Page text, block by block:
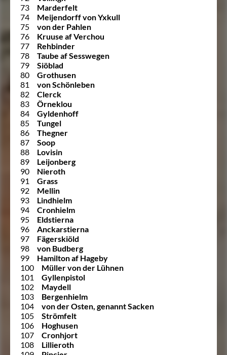
73
Marderfelt
74
Meijendorff von Yxkull
75
von der Pahlen
76
Kruuse af Verchou
77
Rehbinder
78
Taube af Sesswegen
79
Siöblad
80
Grothusen
81
von Schönleben
82
Clerck
83
Örneklou
84
Gyldenhoff
85
Tungel
86
Thegner
87
Soop
88
Lovisin
89
Leijonberg
90
Nieroth
91
Grass
92
Mellin
93
Lindhielm
94
Cronhielm
95
Eldstierna
96
Anckarstierna
97
Fägerskiöld
98
von Budberg
99
Hamilton af Hageby
100
Müller von der Lühnen
101
Gyllenpistol
102
Maydell
103
Bergenhielm
104
von der Osten, genannt Sacken
105
Strömfelt
106
Hoghusen
107
Cronhjort
108
Lillieroth